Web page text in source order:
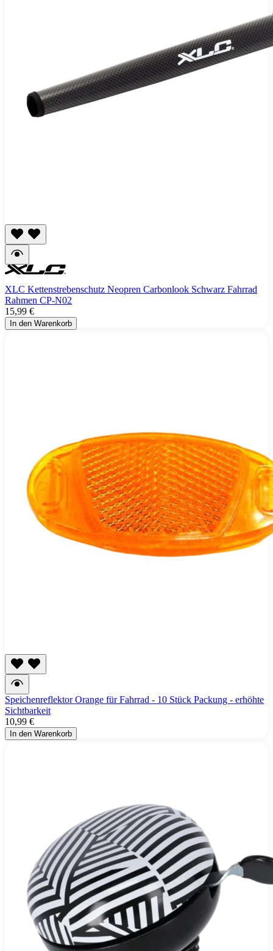
XLC Kettenstrebenschutz Neopren Carbonlook Schwarz Fahrrad
Rahmen CP-N02
15,99 €
In den Warenkorb
Speichenreflektor Orange für Fahrrad - 10 Stück Packung - erhöhte
Sichtbarkeit
10,99 €
In den Warenkorb